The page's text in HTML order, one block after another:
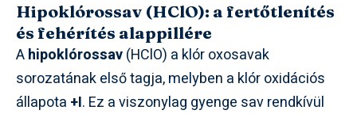
Hipoklórossav (HClO): a fertőtlenítés
és fehérítés alappillére
Ahipoklórossav(HClO) a klór oxosavak
sorozatának első tagja, melyben a klór oxidációs
állapota +I. Ez a viszonylag gyenge sav rendkívül